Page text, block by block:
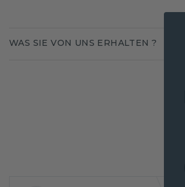
WAS SIE VON UNS ERHALTEN ?